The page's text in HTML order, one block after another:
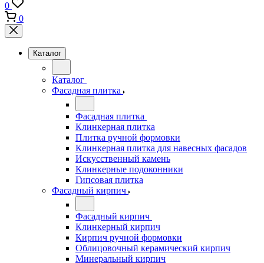
0
0
Каталог
Каталог
Фасадная плитка
Фасадная плитка
Клинкерная плитка
Плитка ручной формовки
Клинкерная плитка для навесных фасадов
Искусственный камень
Клинкерные подоконники
Гипсовая плитка
Фасадный кирпич
Фасадный кирпич
Клинкерный кирпич
Кирпич ручной формовки
Облицовочный керамический кирпич
Минеральный кирпич